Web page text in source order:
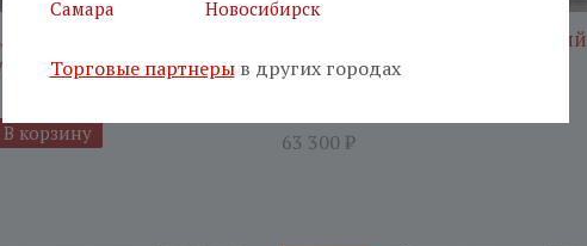
Каналетто дуб
В корзину
Шкаф 2-х дв. односекционный
Каналетто дуб каньон
63 300 ₽
Самара
Новосибирск
Торговые партнерыв других городах